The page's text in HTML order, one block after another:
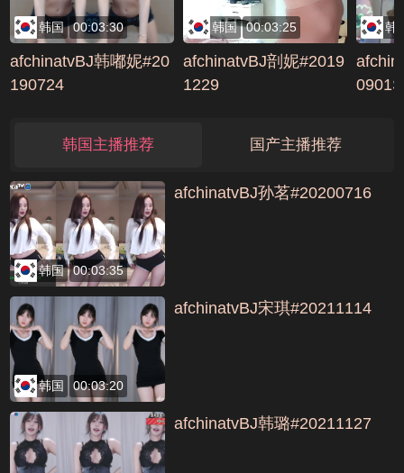
韩国 00:03:30
afchinatvBJ韩嘟妮#20
190724
韩国 00:03:25
afchinatvBJ剖妮#2019
1229
韩
韩国主播推荐 国产主播推荐
韩国 00:03:35
afchinatvBJ孙茗#20200716
韩国 00:03:20
afchinatvBJ宋琪#20211114
afchinatvBJ韩璐#20211127